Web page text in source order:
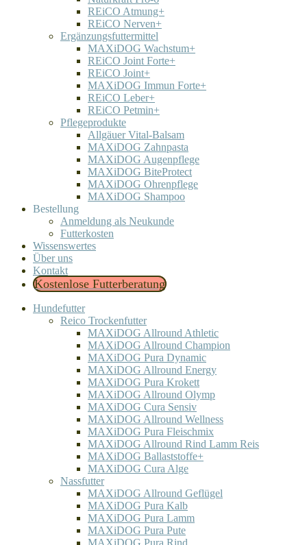
REiCO Atmung+
REiCO Nerven+
Ergänzungsfuttermittel
MAXiDOG Wachstum+
REiCO Joint Forte+
REiCO Joint+
MAXiDOG Immun Forte+
REiCO Leber+
REiCO Petmin+
Pflegeprodukte
Allgäuer Vital-Balsam
MAXiDOG Zahnpasta
MAXiDOG Augenpflege
MAXiDOG BiteProtect
MAXiDOG Ohrenpflege
MAXiDOG Shampoo
Bestellung
Anmeldung als Neukunde
Futterkosten
Wissenswertes
Über uns
Kontakt
Kostenlose Futterberatung
Hundefutter
Reico Trockenfutter
MAXiDOG Allround Athletic
MAXiDOG Allround Champion
MAXiDOG Pura Dynamic
MAXiDOG Allround Energy
MAXiDOG Pura Krokett
MAXiDOG Allround Olymp
MAXiDOG Cura Sensiv
MAXiDOG Allround Wellness
MAXiDOG Pura Fleischmix
MAXiDOG Allround Rind Lamm Reis
MAXiDOG Ballaststoffe+
MAXiDOG Cura Alge
Nassfutter
MAXiDOG Allround Geflügel
MAXiDOG Pura Kalb
MAXiDOG Pura Lamm
MAXiDOG Pura Pute
MAXiDOG Pura Rind